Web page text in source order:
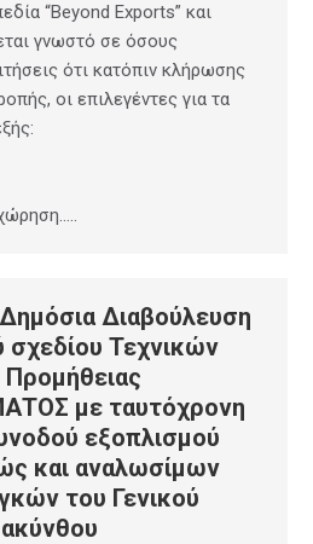
“Beyond Exports” και
γνωστό σε όσους
ότι κατόπιν κλήρωσης
οι επιλεγέντες για τα
Exports”
Διαβούλευση
σχεδίου Τεχνικών
με ταυτόχρονη
εξοπλισμού
και αναλωσίμων
του Γενικού